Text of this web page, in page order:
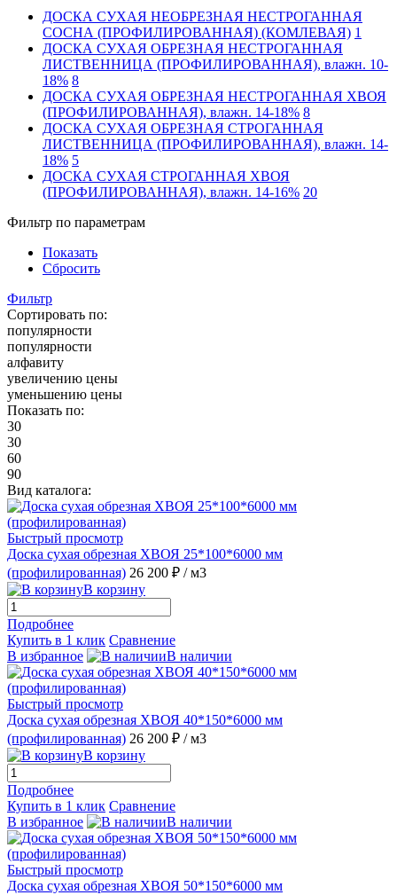
ДОСКА СУХАЯ НЕОБРЕЗНАЯ НЕСТРОГАННАЯ
СОСНА (ПРОФИЛИРОВАННАЯ) (КОМЛЕВАЯ) 1
ДОСКА СУХАЯ ОБРЕЗНАЯ НЕСТРОГАННАЯ
ЛИСТВЕННИЦА (ПРОФИЛИРОВАННАЯ), влажн. 10-
18% 8
ДОСКА СУХАЯ ОБРЕЗНАЯ НЕСТРОГАННАЯ ХВОЯ
(ПРОФИЛИРОВАННАЯ), влажн. 14-18% 8
ДОСКА СУХАЯ ОБРЕЗНАЯ СТРОГАННАЯ
ЛИСТВЕННИЦА (ПРОФИЛИРОВАННАЯ), влажн. 14-
18% 5
ДОСКА СУХАЯ СТРОГАННАЯ ХВОЯ
(ПРОФИЛИРОВАННАЯ), влажн. 14-16% 20
Фильтр по параметрам
Показать
Сбросить
Фильтр
Сортировать по:
популярности
популярности
алфавиту
увеличению цены
уменьшению цены
Показать по:
30
30
60
90
Вид каталога:
Быстрый просмотр
Доска сухая обрезная ХВОЯ 25*100*6000 мм
(профилированная) 26 200 ₽ / м3
В корзину
Подробнее
Купить в 1 клик Сравнение
В избранное
В наличии
Быстрый просмотр
Доска сухая обрезная ХВОЯ 40*150*6000 мм
(профилированная) 26 200 ₽ / м3
В корзину
Подробнее
Купить в 1 клик Сравнение
В избранное
В наличии
Быстрый просмотр
Доска сухая обрезная ХВОЯ 50*150*6000 мм